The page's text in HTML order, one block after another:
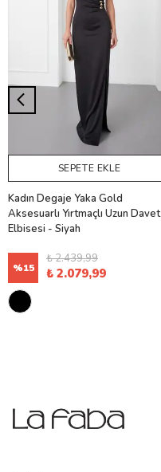
SEPETE EKLE
Kadın Degaje Yaka Gold
Aksesuarlı Yırtmaçlı Uzun Davet
Elbisesi - Siyah
%15
₺ 2.439,99
₺ 2.079,99